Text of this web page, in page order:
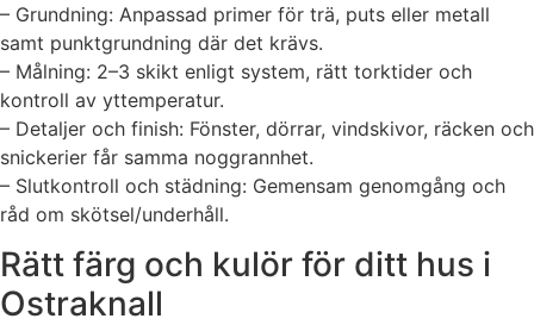
– Grundning: Anpassad primer för trä, puts eller metall
samt punktgrundning där det krävs.
– Målning: 2–3 skikt enligt system, rätt torktider och
kontroll av yttemperatur.
– Detaljer och finish: Fönster, dörrar, vindskivor, räcken och
snickerier får samma noggrannhet.
– Slutkontroll och städning: Gemensam genomgång och
råd om skötsel/underhåll.
Rätt färg och kulör för ditt hus i
Ostraknall